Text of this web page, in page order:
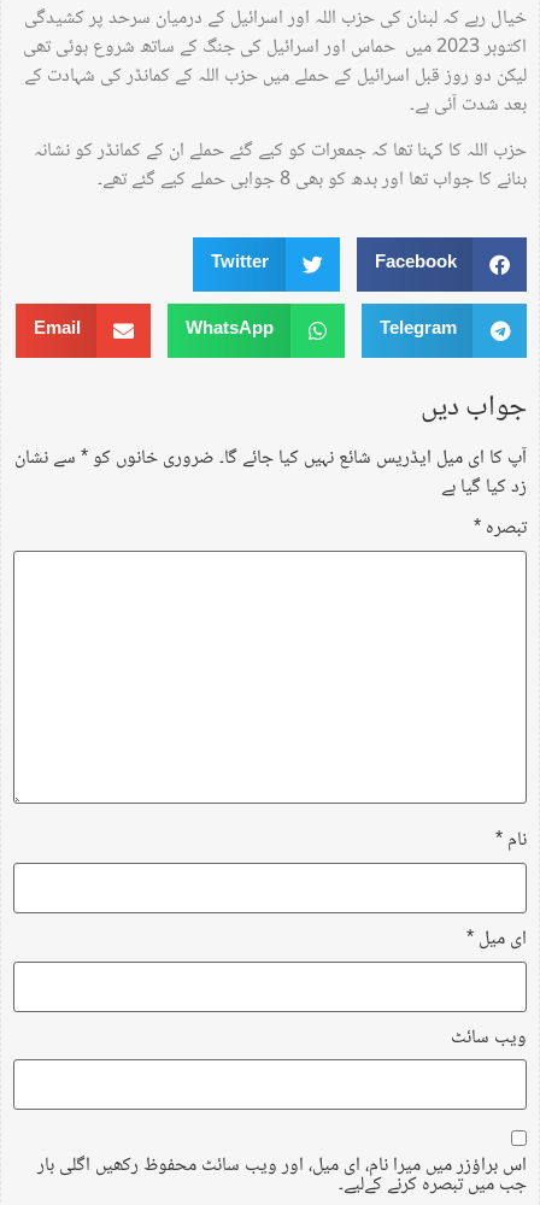
خیال رہے کہ لبنان کی حزب اللہ اور اسرائیل کے درمیان سرحد پر کشیدگی
اکتوبر 2023 میں حماس اور اسرائیل کی جنگ کے ساتھ شروع ہوئی تھی
لیکن دو روز قبل اسرائیل کے حملے میں حزب اللہ کے کمانڈر کی شہادت کے
بعد شدت آئی ہے۔
حزب اللہ کا کہنا تھا کہ جمعرات کو کیے گئے حملے ان کے کمانڈر کو نشانہ
بنانے کا جواب تھا اور بدھ کو بھی 8 جوابی حملے کیے گئے تھے۔
Facebook
Twitter
Telegram
WhatsApp
Email
جواب دیں
آپ کا ای میل ایڈریس شائع نہیں کیا جائے گا۔ضروری خانوں کو*سے نشان
زد کیا گیا ہے
تبصرہ*
نام*
ای میل*
ویب‌ سائٹ
اس براؤزر میں میرا نام، ای میل، اور ویب سائٹ محفوظ رکھیں اگلی بار
جب میں تبصرہ کرنے کےلیے۔